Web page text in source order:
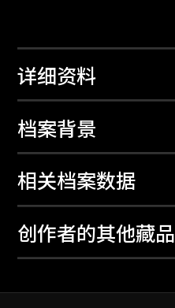
详细资料
档案背景
相关档案数据
创作者的其他藏品